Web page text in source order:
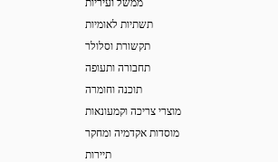
תשתיות לאומיות
תקשורת וסלולר
תחבורה ותעופה
תוכנה וחומרה
מוצרי צריכה וקמעונאות
מוסדות אקדמיה ומחקר
תיירות